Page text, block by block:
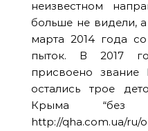
неизвестном
больше не видели,
марта 2014 года
пыток. В 2017
присвоено звание
остались трое
Крыма “без
http://qha.com.ua/ru/